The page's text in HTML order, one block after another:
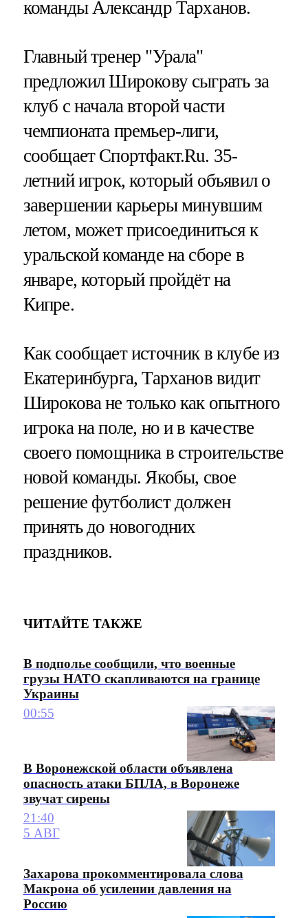
команды Александр Тарханов.
Главный тренер "Урала"
предложил Широкову сыграть за
клуб с начала второй части
чемпионата премьер-лиги,
сообщает Спортфакт.Ru. 35-
летний игрок, который объявил о
завершении карьеры минувшим
летом, может присоединиться к
уральской команде на сборе в
январе, который пройдёт на
Кипре.
Как сообщает источник в клубе из
Екатеринбурга, Тарханов видит
Широкова не только как опытного
игрока на поле, но и в качестве
своего помощника в строительстве
новой команды. Якобы, свое
решение футболист должен
принять до новогодних
праздников.
ЧИТАЙТЕ ТАКЖЕ
В подполье сообщили, что военные
грузы НАТО скапливаются на границе
Украины
00:55
В Воронежской области объявлена
опасность атаки БПЛА, в Воронеже
звучат сирены
21:40
5 АВГ
Захарова прокомментировала слова
Макрона об усилении давления на
Россию